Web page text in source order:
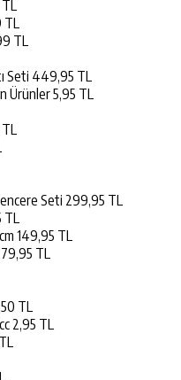
TL
Seti 449,95 TL
Ürünler 5,95 TL
Seti 299,95 TL
149,95 TL
TL
TL
2,95 TL